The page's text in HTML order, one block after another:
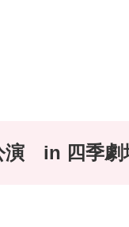
in 四季劇